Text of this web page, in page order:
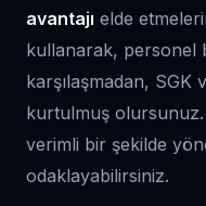
avantajı elde
kullanarak, personel
karşılaşmadan, SGK
kurtulmuş
verimli bir şekilde
odaklayabilirsiniz.